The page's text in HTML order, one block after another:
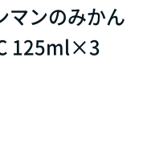
マンのみかん
125ml×3